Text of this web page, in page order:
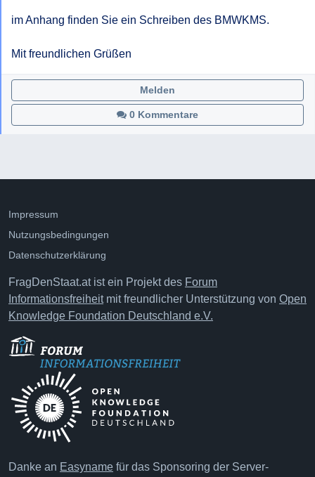
im Anhang finden Sie ein Schreiben des BMWKMS.
Mit freundlichen Grüßen
0 Kommentare
Melden
Impressum
Nutzungsbedingungen
Datenschutzerklärung
FragDenStaat.at ist ein Projekt des Forum
Informationsfreiheitmit freundlicher Unterstützung von Open
Knowledge Foundation Deutschland e.V.
Danke an Easyname für das Sponsoring der Server-